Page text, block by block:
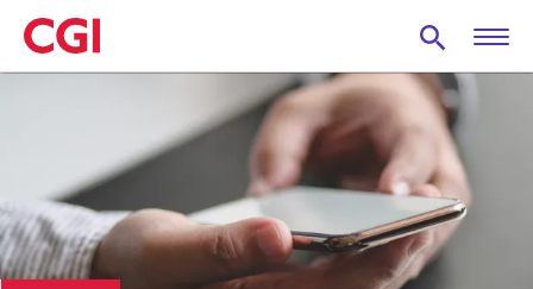
Skip
to
main